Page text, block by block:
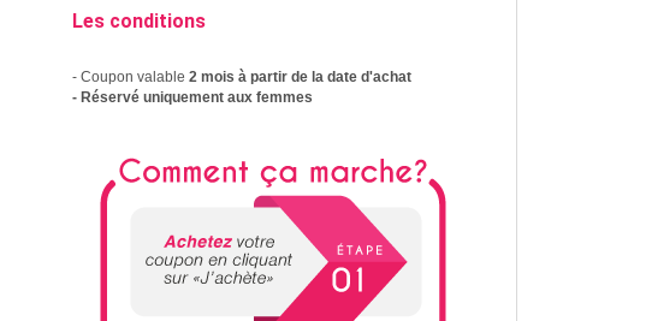
Les conditions
- Coupon valable 2 mois à partir de la date d'achat
- Réservé uniquement aux femmes